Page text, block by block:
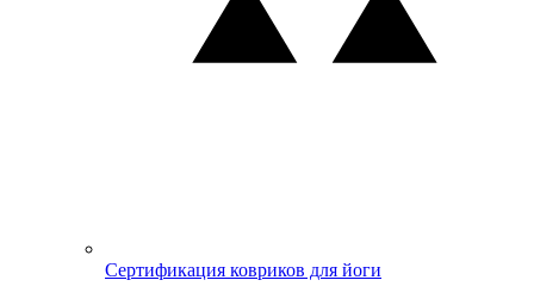
Сертификация ковриков для йоги